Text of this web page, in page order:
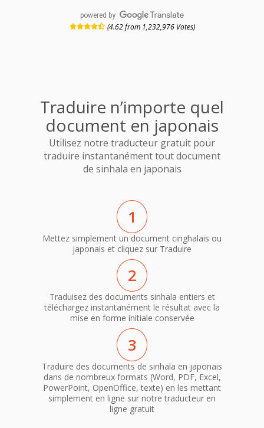
powered by
(4.62 from 1,232,976 Votes)
Traduire n’importe quel
document en japonais
Utilisez notre traducteur gratuit pour
traduire instantanément tout document
de sinhala en japonais
1
Mettez simplement un document cinghalais ou
japonais et cliquez sur Traduire
2
Traduisez des documents sinhala entiers et
téléchargez instantanément le résultat avec la
mise en forme initiale conservée
3
Traduire des documents de sinhala en japonais
dans de nombreux formats (Word, PDF, Excel,
PowerPoint, OpenOffice, texte) en les mettant
simplement en ligne sur notre traducteur en
ligne gratuit